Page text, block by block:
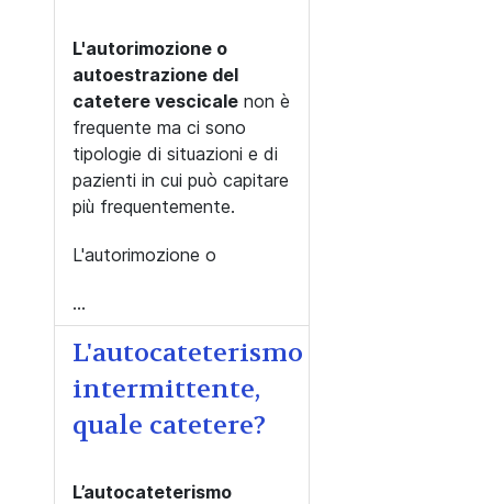
L'autorimozione o
autoestrazione del
catetere vescicale non è
frequente ma ci sono
tipologie di situazioni e di
pazienti in cui può capitare
più frequentemente.
L'autorimozione o
...
L'autocateterismo
intermittente,
quale catetere?
L’autocateterismo